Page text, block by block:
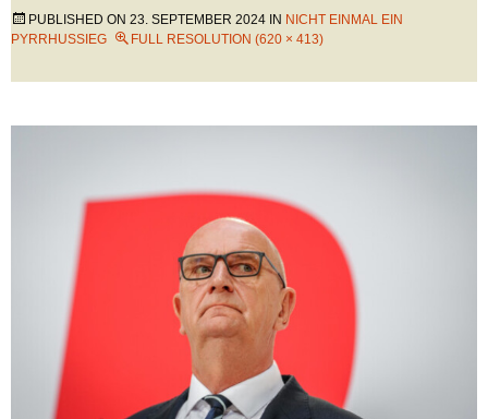
PUBLISHED ON 23. SEPTEMBER 2024 IN NICHT EINMAL EIN
PYRRHUSSIEG
FULL RESOLUTION (620 × 413)